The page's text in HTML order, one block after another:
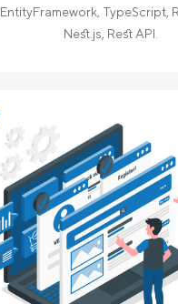
EntityFramework, TypeScript,
Nest.js, Rest API.